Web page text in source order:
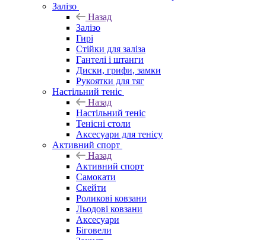
Залізо
Назад
Залізо
Гирі
Стійки для заліза
Гантелі і штанги
Диски, грифи, замки
Рукоятки для тяг
Настільний теніс
Назад
Настільний теніс
Тенісні столи
Аксесуари для тенісу
Активний спорт
Назад
Активний спорт
Самокати
Скейти
Роликові ковзани
Льодові ковзани
Аксесуари
Біговели